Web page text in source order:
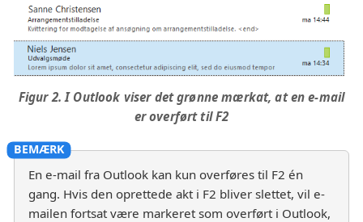
Figur 2. I Outlook viser det grønne mærkat, at en e-mail
er overført til F2
En e-mail fra Outlook kan kun overføres til F2 én
gang. Hvis den oprettede akt i F2 bliver slettet, vil e-
mailen fortsat være markeret som overført i Outlook,